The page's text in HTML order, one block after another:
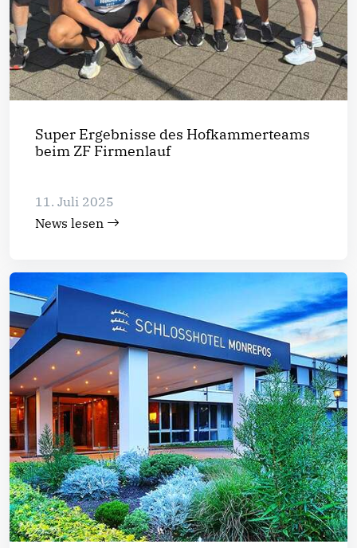
Super Ergebnisse des Hofkammerteams
beim ZF Firmenlauf
11. Juli 2025
News lesen